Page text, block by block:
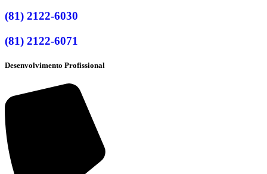
(81) 2122-6030
(81) 2122-6071
Desenvolvimento Profissional